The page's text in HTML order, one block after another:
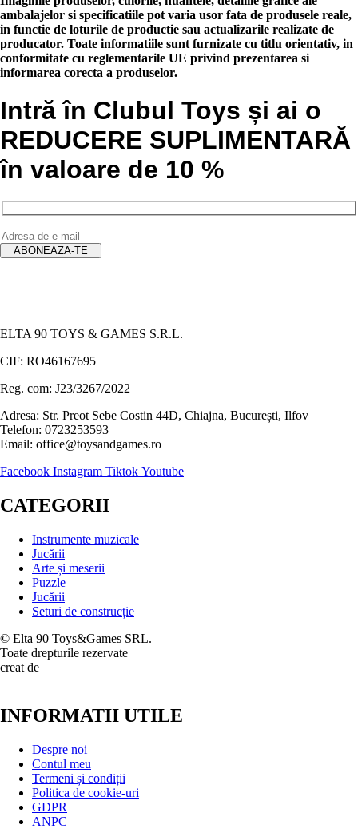
ambalajelor si specificatiile pot varia usor fata de produsele reale,
in functie de loturile de productie sau actualizarile realizate de
producator. Toate informatiile sunt furnizate cu titlu orientativ, in
conformitate cu reglementarile UE privind prezentarea si
informarea corecta a produselor.
Intră în Clubul Toys și ai o
REDUCERE SUPLIMENTARĂ
în valoare de 10 %
ELTA 90 TOYS & GAMES S.R.L.
CIF: RO46167695
Reg. com: J23/3267/2022
Adresa: Str. Preot Sebe Costin 44D, Chiajna, București, Ilfov
Telefon: 0723253593
Email: office@toysandgames.ro
Facebook Instagram Tiktok Youtube
CATEGORII
Instrumente muzicale
Jucării
Arte și meserii
Puzzle
Jucării
Seturi de construcție
© Elta 90 Toys&Games SRL.
Toate drepturile rezervate
creat de
INFORMATII UTILE
Despre noi
Contul meu
Termeni și condiții
Politica de cookie-uri
GDPR
ANPC